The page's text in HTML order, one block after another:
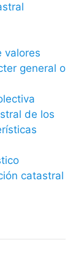
valores
general o
de los
catastral